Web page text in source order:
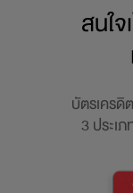
สนใ
บัตรเคร
3 ประเ